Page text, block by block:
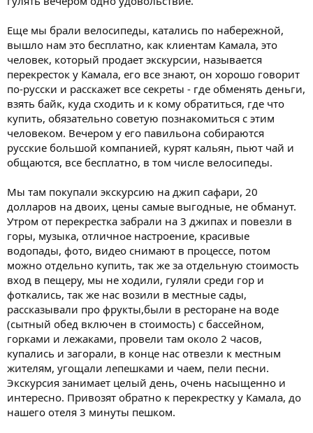
Еще мы брали велосипеды, катались по набережной,
вышло нам это бесплатно, как клиентам Камала, это
человек, который продает экскурсии, называется
перекресток у Камала, его все знают, он хорошо говорит
по-русски и расскажет все секреты - где обменять деньги,
взять байк, куда сходить и к кому обратиться, где что
купить, обязательно советую познакомиться с этим
человеком. Вечером у его павильона собираются
русские большой компанией, курят кальян, пьют чай и
общаются, все бесплатно, в том числе велосипеды.
Мы там покупали экскурсию на джип сафари, 20
долларов на двоих, цены самые выгодные, не обманут.
Утром от перекрестка забрали на 3 джипах и повезли в
горы, музыка, отличное настроение, красивые
водопады, фото, видео снимают в процессе, потом
можно отдельно купить, так же за отдельную стоимость
вход в пещеру, мы не ходили, гуляли среди гор и
фоткались, так же нас возили в местные сады,
рассказывали про фрукты,были в ресторане на воде
(сытный обед включен в стоимость) с бассейном,
горками и лежаками, провели там около 2 часов,
купались и загорали, в конце нас отвезли к местным
жителям, угощали лепешками и чаем, пели песни.
Экскурсия занимает целый день, очень насыщенно и
интересно. Привозят обратно к перекрестку у Камала, до
нашего отеля 3 минуты пешком.